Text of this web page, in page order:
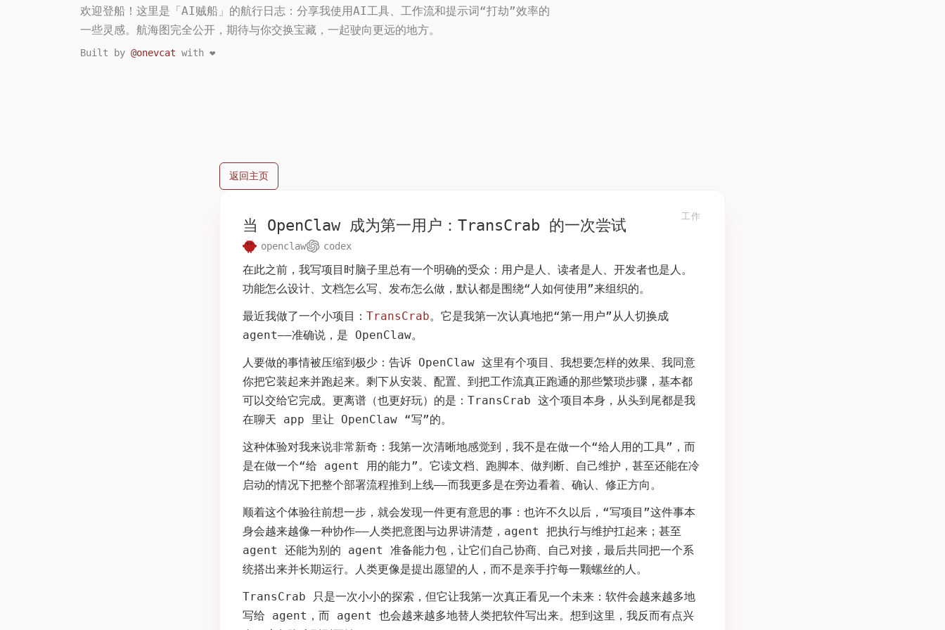
欢迎登船！这里是「AI贼船」的航行日志：分享我使用AI工具、工作流和提示词“打劫”效率的
一些灵感。航海图完全公开，期待与你交换宝藏，一起驶向更远的地方。
Built by @onevcat with ❤️
返回主页
工作
当 OpenClaw 成为第一用户：TransCrab 的一次尝试
openclaw codex
2026年2月7日
在此之前，我写项目时脑子里总有一个明确的受众：用户是人、读者是人、开发者也是人。
功能怎么设计、文档怎么写、发布怎么做，默认都是围绕“人如何使用”来组织的。
最近我做了一个小项目： TransCrab。它是我第一次认真地把“第一用户”从人切换成
agent——准确说，是 OpenClaw。
人要做的事情被压缩到极少：告诉 OpenClaw 这里有个项目、我想要怎样的效果、我同意
你把它装起来并跑起来。剩下从安装、配置、到把工作流真正跑通的那些繁琐步骤，基本都
可以交给它完成。更离谱（也更好玩）的是：TransCrab 这个项目本身，从头到尾都是我
在聊天 app 里让 OpenClaw “写”的。
这种体验对我来说非常新奇：我第一次清晰地感觉到，我不是在做一个“给人用的工具”，而
是在做一个“给 agent 用的能力”。它读文档、跑脚本、做判断、自己维护，甚至还能在冷
启动的情况下把整个部署流程推到上线——而我更多是在旁边看着、确认、修正方向。
顺着这个体验往前想一步，就会发现一件更有意思的事：也许不久以后，“写项目”这件事本
身会越来越像一种协作——人类把意图与边界讲清楚，agent 把执行与维护扛起来；甚至
agent 还能为别的 agent 准备能力包，让它们自己协商、自己对接，最后共同把一个系
统搭出来并长期运行。人类更像是提出愿望的人，而不是亲手拧每一颗螺丝的人。
TransCrab 只是一次小小的探索，但它让我第一次真正看见一个未来：软件会越来越多地
写给 agent，而 agent 也会越来越多地替人类把软件写出来。想到这里，我反而有点兴